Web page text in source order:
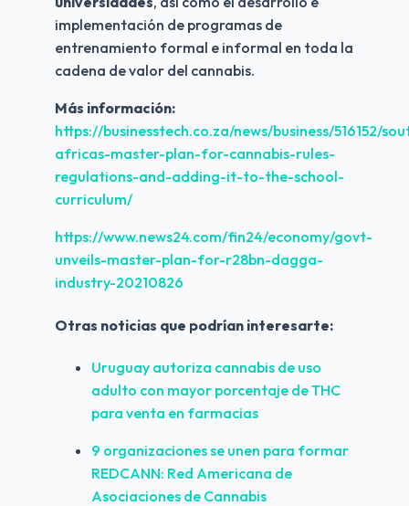
implementación de programas de
entrenamiento formal e informal en toda la
cadena de valor del cannabis.
Más información:
https://businesstech.co.za/news/business/516152/
africas-master-plan-for-cannabis-rules-
regulations-and-adding-it-to-the-school-
curriculum/
https://www.news24.com/fin24/economy/govt-
unveils-master-plan-for-r28bn-dagga-
industry-20210826
Otras noticias que podrían interesarte:
Uruguay autoriza cannabis de uso
adulto con mayor porcentaje de THC
para venta en farmacias
9 organizaciones se unen para formar
REDCANN: Red Americana de
Asociaciones de Cannabis